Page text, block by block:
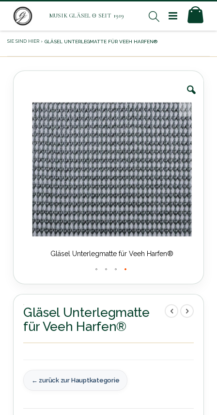
Direkt
zum
Suche
GLÄSEL UNTERLEGMATTE FÜR VEEH HARFEN®
Bildergalerie
springen
Gläsel Unterlegmatte für Veeh Harfen®
Zum
Anfang
der
Bildergalerie
springen
Gläsel Unterlegmatte
für Veeh Harfen®
← zurück zur Hauptkategorie